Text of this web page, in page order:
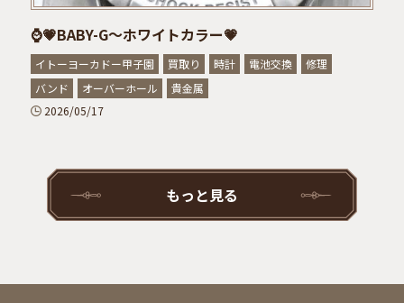
⌚💗BABY-G～ホワイトカラー💗
イトーヨーカドー甲子園 買取り 時計 電池交換
修理
バンド
オーバーホール
貴金属
2026/05/17
もっと見る